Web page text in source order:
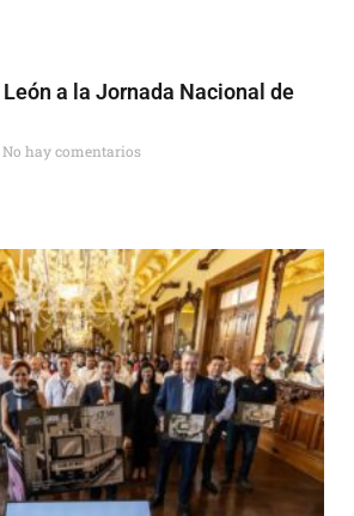
a la Jornada Nacional de
No hay comentarios